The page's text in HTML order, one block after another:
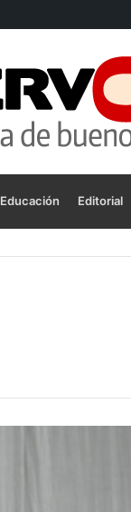
Educación Editorial